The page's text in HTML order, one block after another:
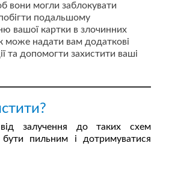
вони могли заблокувати
подальшому
вашої картки в злочинних
може надати вам додаткові
та допомогти захистити ваші
залучення до таких схем
пильним і дотримуватися